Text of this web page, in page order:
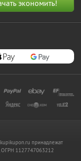
принадлежат
ОГРН 1127747063212